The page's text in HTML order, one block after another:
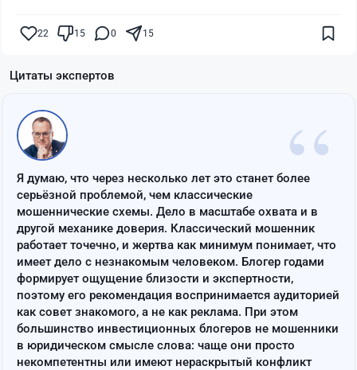
22 15 0 15
Цитаты экспертов
“
Я думаю, что через несколько лет это станет более
серьёзной проблемой, чем классические
мошеннические схемы. Дело в масштабе охвата и в
другой механике доверия. Классический мошенник
работает точечно, и жертва как минимум понимает, что
имеет дело с незнакомым человеком. Блогер годами
формирует ощущение близости и экспертности,
поэтому его рекомендация воспринимается аудиторией
как совет знакомого, а не как реклама. При этом
большинство инвестиционных блогеров не мошенники
в юридическом смысле слова: чаще они просто
некомпетентны или имеют нераскрытый конфликт